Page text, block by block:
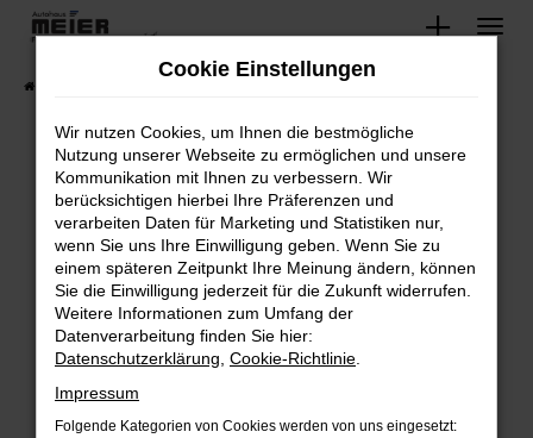
Zum
springen
Lagerfahrzeuge
Fehler: Network Error
Beim Laden ist ein Fehler aufgetreten.
Hier sind ein paar Tipps, die dir helfen können:
Überprüfe deine Firewall und deine
Internetverbindung.
Laden andere Webseiten, zum Beispiel deine
Suchmaschine?
Prüfe deine Browsererweiterungen.
Cookie Einstellungen
Wir nutzen Cookies, um Ihnen die bestmögliche
Nutzung unserer Webseite zu ermöglichen und unsere
Kommunikation mit Ihnen zu verbessern. Wir
berücksichtigen hierbei Ihre Präferenzen und
verarbeiten Daten für Marketing und Statistiken nur,
wenn Sie uns Ihre Einwilligung geben. Wenn Sie zu
einem späteren Zeitpunkt Ihre Meinung ändern, können
Sie die Einwilligung jederzeit für die Zukunft widerrufen.
Weitere Informationen zum Umfang der
Datenverarbeitung finden Sie hier:
Datenschutzerklärung Cookie-Richtlinie
Impressum
Folgende Kategorien von Cookies werden von uns eingesetzt: